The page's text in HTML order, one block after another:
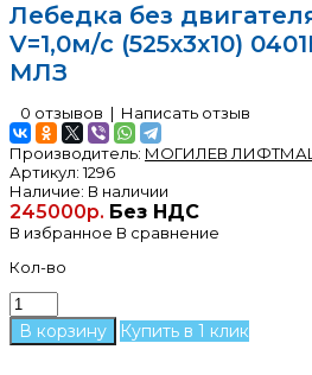
Лебедка без
V=1,0м/с (525х3х10)
МЛЗ
0 отзывов | Написать отзыв
Производитель: МОГИЛЕВ
Артикул:1296
Наличие: В наличии
245000р. Без НДС
В избранное В сравнение
Кол-во
Купить в 1 клик